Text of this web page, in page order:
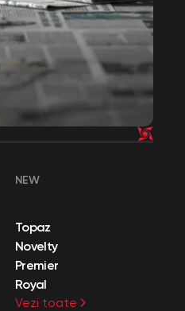
NEW
Topaz
Novelty
Premier
Royal
Vezi toate